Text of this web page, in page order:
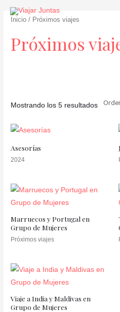
Inicio / Próximos viajes
Próximos
Categorías del
Mostrando los 5 resultados
Asesorías
2024
Marruecos y Portugal en
Grupo de Mujeres
Próximos viajes
Viaje a India y Maldivas en
Grupo de Mujeres